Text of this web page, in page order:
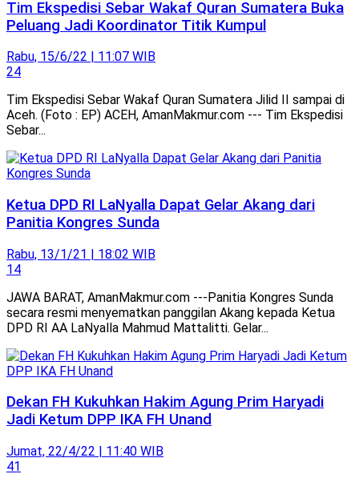
Tim Ekspedisi Sebar Wakaf Quran Sumatera Buka
Peluang Jadi Koordinator Titik Kumpul
Rabu, 15/6/22 | 11:07 WIB
24
Tim Ekspedisi Sebar Wakaf Quran Sumatera Jilid II sampai di
Aceh. (Foto : EP) ACEH, AmanMakmur.com --- Tim Ekspedisi
Sebar...
Ketua DPD RI LaNyalla Dapat Gelar Akang dari
Panitia Kongres Sunda
Rabu, 13/1/21 | 18:02 WIB
14
JAWA BARAT, AmanMakmur.com ---Panitia Kongres Sunda
secara resmi menyematkan panggilan Akang kepada Ketua
DPD RI AA LaNyalla Mahmud Mattalitti. Gelar...
Dekan FH Kukuhkan Hakim Agung Prim Haryadi
Jadi Ketum DPP IKA FH Unand
Jumat, 22/4/22 | 11:40 WIB
41